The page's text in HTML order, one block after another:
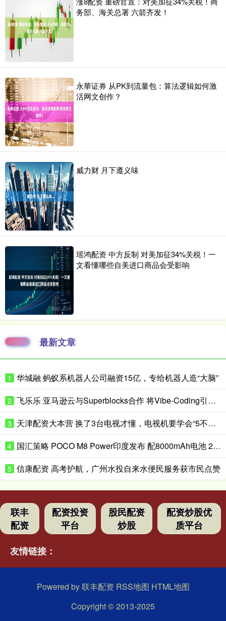
务部、海关总署 六箭齐发！
永華证券 从PK到流量包：算法逻辑如何激
活网文创作？
威力财 月下遵义味
瑶鸿配资 中方反制 对美加征34%关税！一
文看懂哪些自美进口商品会受影响
最新文章
1 华城融 蚂蚁系机器人公司融资15亿，专给机器人造“大脑”
2 飞乐乐 亚马逊云与Superblocks合作 将Vibe-Coding引入企业私有云
3 天津配资大本营 换了3台电视才懂，电视机要学会“5不买”，都是花钱买的经验
4 国汇策略 POCO M8 Power印度发布 配8000mAh电池 24999卢比起
5 信康配资 高考护航，广州水投自来水便民服务获市民点赞
联丰
配资
配资投资
平台
股民配资
炒股
配资炒股优
质平台
友情链接：
Powered by联丰配资 RSS地图 HTML地图
Copyright© 2013-2025